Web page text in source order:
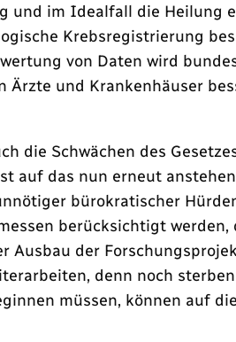
und im Idealfall die
Krebsregistrierung
von Daten wird
und Krankenhäuser
die Schwächen des
auf das nun erneut
bürokratischer
berücksichtigt
Ausbau der
denn noch
müssen, können auf